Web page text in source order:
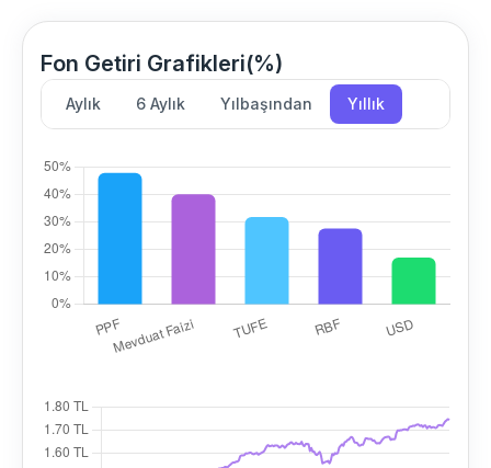
Fon Getiri Grafikleri(%)
Aylık 6 Aylık Yılbaşından Yıllık